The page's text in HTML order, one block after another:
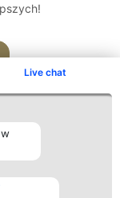
Live chat